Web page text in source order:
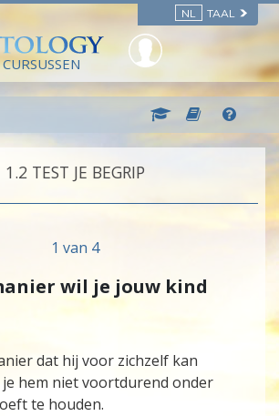
NL TAAL
1.‎2 TEST JE BEGRIP
1 van 4
wil je jouw kind
dat hij voor zichzelf kan
hem niet voortdurend onder
te houden.